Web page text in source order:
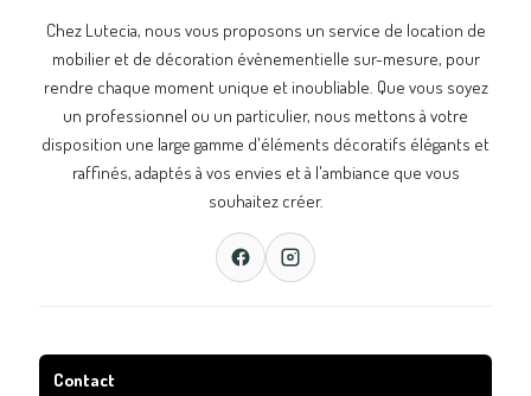
Chez Lutecia, nous vous proposons un service de location de
mobilier et de décoration évènementielle sur-mesure, pour
rendre chaque moment unique et inoubliable. Que vous soyez
un professionnel ou un particulier, nous mettons à votre
disposition une large gamme d'éléments décoratifs élégants et
raffinés, adaptés à vos envies et à l'ambiance que vous
souhaitez créer.
Contact